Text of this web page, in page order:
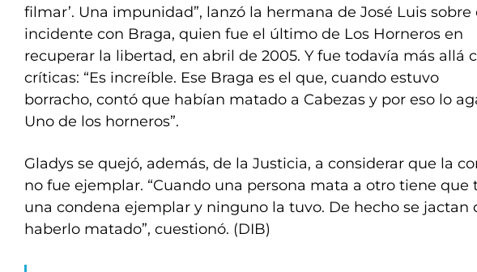
filmar’. Una impunidad”, lanzó la hermana de José Luis sobre
incidente con Braga, quien fue el último de Los Horneros en
recuperar la libertad, en abril de 2005. Y fue todavía más allá
críticas: “Es increíble. Ese Braga es el que, cuando estuvo
borracho, contó que habían matado a Cabezas y por eso lo
Uno de los horneros”.
Gladys se quejó, además, de la Justicia, a considerar que la
no fue ejemplar. “Cuando una persona mata a otro tiene que
una condena ejemplar y ninguno la tuvo. De hecho se jactan
haberlo matado”, cuestionó. (DIB)